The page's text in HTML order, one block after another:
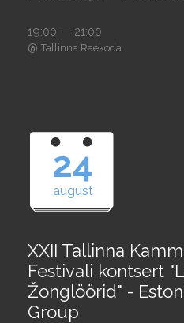
19:00 — 21:00
@ Tallinna Raekoda
24
august
XXII Tallinna
Festivali kontsert
Žonglöörid" -
Group